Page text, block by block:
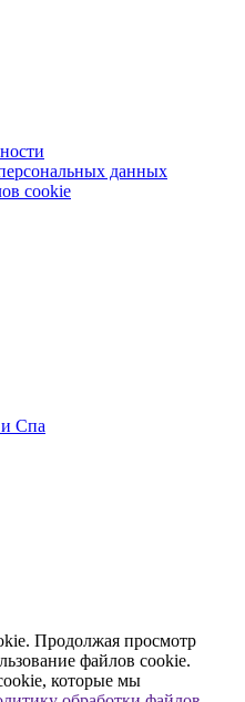
данных
cookie
Спа
Продолжая просмотр
файлов cookie.
которые мы